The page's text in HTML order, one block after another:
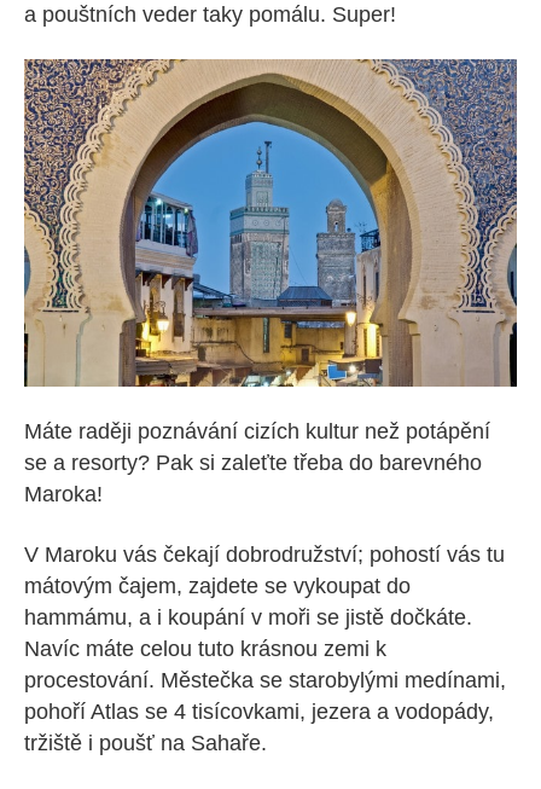
a pouštních veder taky pomálu. Super!
Máte raději poznávání cizích kultur než potápění
se a resorty? Pak si zaleťte třeba do barevného
Maroka!
V Maroku vás čekají dobrodružství; pohostí vás tu
mátovým čajem, zajdete se vykoupat do
hammámu, a i koupání v moři se jistě dočkáte.
Navíc máte celou tuto krásnou zemi k
procestování. Městečka se starobylými medínami,
pohoří Atlas se 4 tisícovkami, jezera a vodopády,
tržiště i poušť na Sahaře.